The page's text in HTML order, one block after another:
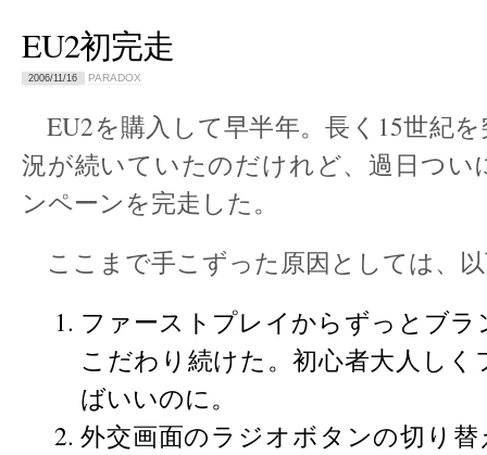
EU2初完走
2006/11/16 PARADOX
EU2を購入して早半年。長く15世紀
況が続いていたのだけれど、過日つい
ンペーンを完走した。
ここまで手こずった原因としては、
ファーストプレイからずっとブ
こだわり続けた。初心者大人し
ばいいのに。
外交画面のラジオボタンの切り